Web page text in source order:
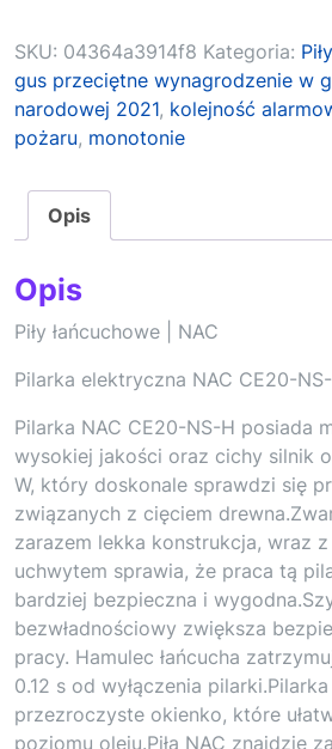
SKU: 04364a3914f8 Kategoria:
gus przeciętne wynagrodzenie w
narodowej 2021, kolejność
pożaru, monotonie
Opis
Opis
Piły łańcuchowe | NAC
Pilarka elektryczna NAC CE20-
Pilarka NAC CE20-NS-H posiada
wysokiej jakości oraz cichy silnik
W, który doskonale sprawdzi się
związanych z cięciem
zarazem lekka konstrukcja, wraz
uchwytem sprawia, że praca tą
bardziej bezpieczna i
bezwładnościowy zwiększa
pracy. Hamulec łańcucha
0.12 s od wyłączenia
przezroczyste okienko, które
poziomu oleju.Piła NAC znajdzie